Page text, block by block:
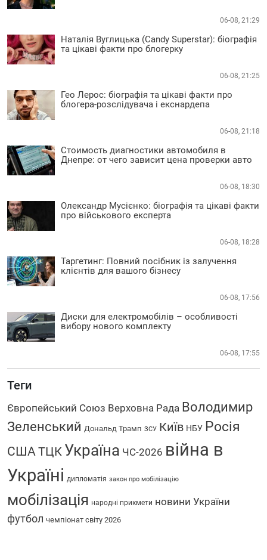
06-08, 21:29
Наталія Вуглицька (Candy Superstar): біографія
та цікаві факти про блогерку
06-08, 21:25
Гео Лерос: біографія та цікаві факти про
блогера-розслідувача і екснардепа
06-08, 21:18
Стоимость диагностики автомобиля в
Днепре: от чего зависит цена проверки авто
06-08, 18:30
Олександр Мусієнко: біографія та цікаві факти
про військового експерта
06-08, 18:28
Таргетинг: Повний посібник із залучення
клієнтів для вашого бізнесу
06-08, 17:56
Диски для електромобілів – особливості
вибору нового комплекту
06-08, 17:55
Теги
Європейський Союз Верховна Рада Володимир
Зеленський Дональд Трамп ЗСУ Київ НБУ Росія
СШАТЦК Україна ЧС-2026 війна в
Україні дипломатія закон про мобілізацію
мобілізація народні прикмети новини України
футбол чемпіонат світу 2026